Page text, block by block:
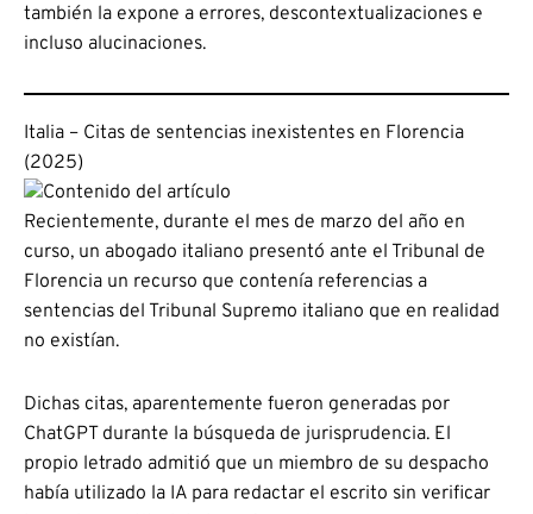
también la expone a errores, descontextualizaciones e
incluso alucinaciones.
Italia – Citas de sentencias inexistentes en Florencia
(2025)
Recientemente, durante el mes de marzo del año en
curso, un abogado italiano presentó ante el Tribunal de
Florencia un recurso que contenía referencias a
sentencias del Tribunal Supremo italiano que en realidad
no existían.
Dichas citas, aparentemente fueron generadas por
ChatGPT durante la búsqueda de jurisprudencia. El
propio letrado admitió que un miembro de su despacho
había utilizado la IA para redactar el escrito sin verificar